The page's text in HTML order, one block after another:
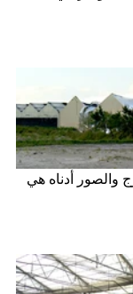
والصور أدناه هي